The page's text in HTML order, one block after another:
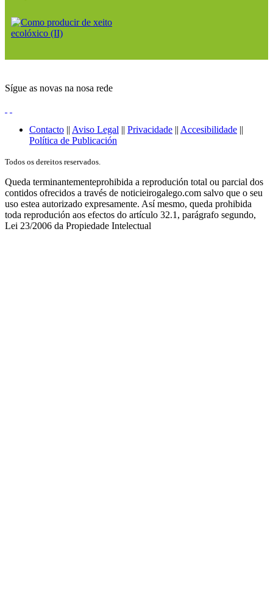
Sígue as novas na nosa rede
Contacto || Aviso Legal || Privacidade || Accesibilidade ||
Política de Publicación
Todos os dereitos reservados.
Queda terminantementeprohibida a reprodución total ou parcial dos
contidos ofrecidos a través de noticieirogalego.com salvo que o seu
uso estea autorizado expresamente. Así mesmo, queda prohibida
toda reprodución aos efectos do artículo 32.1, parágrafo segundo,
Lei 23/2006 da Propiedade Intelectual